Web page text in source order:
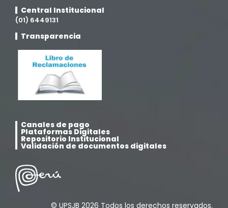
Central Institucional
(01) 6449131
Transparencia
Canales de pago
Plataformas Digitales
Repositorio Institucional
Validación de documentos digitales
© UPSJB 2026 Todos los derechos reservados.